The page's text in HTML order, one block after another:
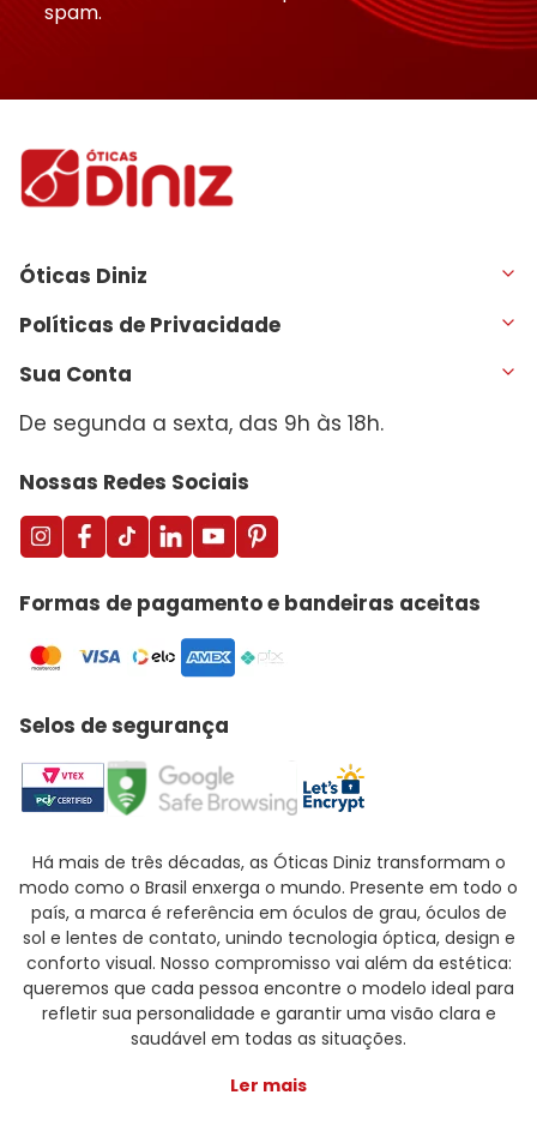
spam.
Óticas Diniz
Políticas de Privacidade
Sua Conta
De segunda a sexta, das 9h às 18h.
Nossas Redes Sociais
Formas de pagamento e bandeiras aceitas
Selos de segurança
Há mais de três décadas, as Óticas Diniz transformam o
modo como o Brasil enxerga o mundo. Presente em todo o
país, a marca é referência em óculos de grau, óculos de
sol e lentes de contato, unindo tecnologia óptica, design e
conforto visual. Nosso compromisso vai além da estética:
queremos que cada pessoa encontre o modelo ideal para
refletir sua personalidade e garantir uma visão clara e
saudável em todas as situações.
Ler mais